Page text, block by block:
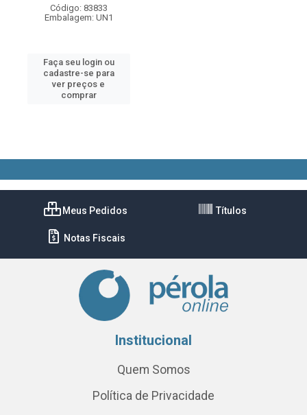
Código: 83833
Embalagem: UN1
Faça seu login ou
cadastre-se para
ver preços e
comprar
Meus Pedidos Títulos
Notas Fiscais
Institucional
Quem Somos
Política de Privacidade